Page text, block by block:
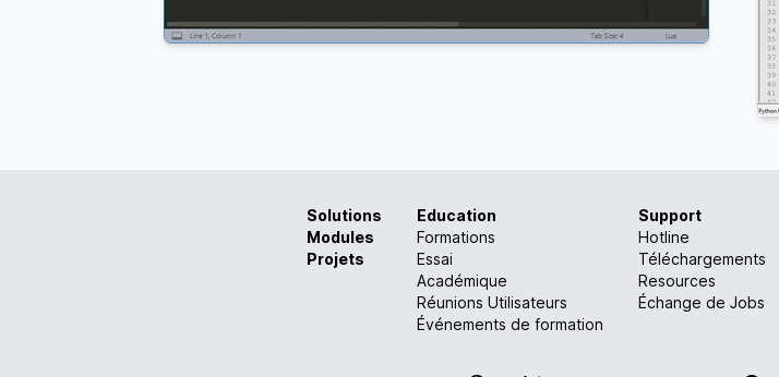
Solutions
Modules
Projets
Education
Formations
Essai
Académique
Réunions Utilisateurs
Événements de formation
Support
Hotline
Téléchargements
Resources
Échange de Jobs